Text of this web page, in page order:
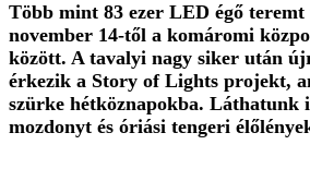
Több mint 83 ezer LED égő
november 14-től a komáromi
között. A tavalyi nagy siker után
érkezik a Story of Lights projekt,
szürke hétköznapokba. Láthatunk
mozdonyt és óriási tengeri